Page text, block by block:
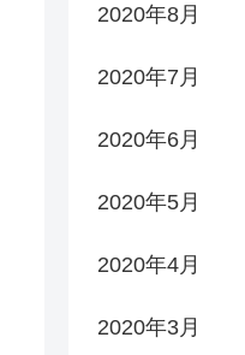
2020年8月
2020年7月
2020年6月
2020年5月
2020年4月
2020年3月